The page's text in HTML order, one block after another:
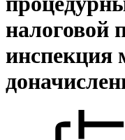
налоговой
инспекция